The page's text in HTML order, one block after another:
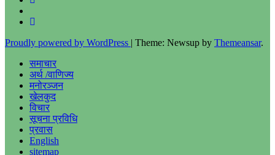
Proudly powered by WordPress | Theme: Newsup by Themeansar.
समाचार
अर्थ /वाणिज्य
मनोरञ्जन
खेलकुद
विचार
सूचना प्रविधि
प्रवास
English
sitemap